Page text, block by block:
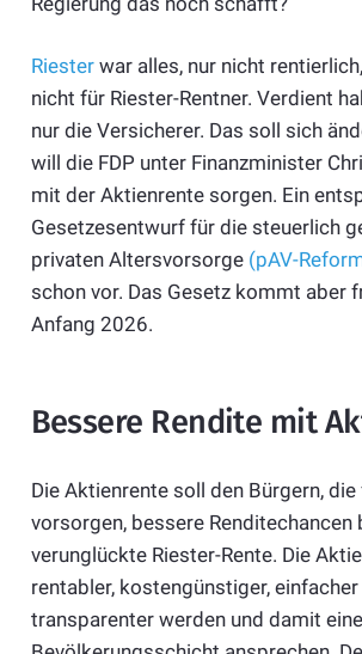
Riesterwar alles, nur nicht
nicht für Riester-Rentner. Verdient
nur die Versicherer. Das soll sich
will die FDP unter Finanzminister
mit der Aktienrente sorgen. Ein
Gesetzesentwurf für die steuerlich
privaten Altersvorsorge (pAV-
schon vor. Das Gesetz kommt aber
Anfang 2026.
Bessere Rendite mit
Die Aktienrente soll den Bürgern,
vorsorgen, bessere Renditechancen
verunglückte Riester-Rente. Die
rentabler, kostengünstiger, einfacher
transparenter werden und damit